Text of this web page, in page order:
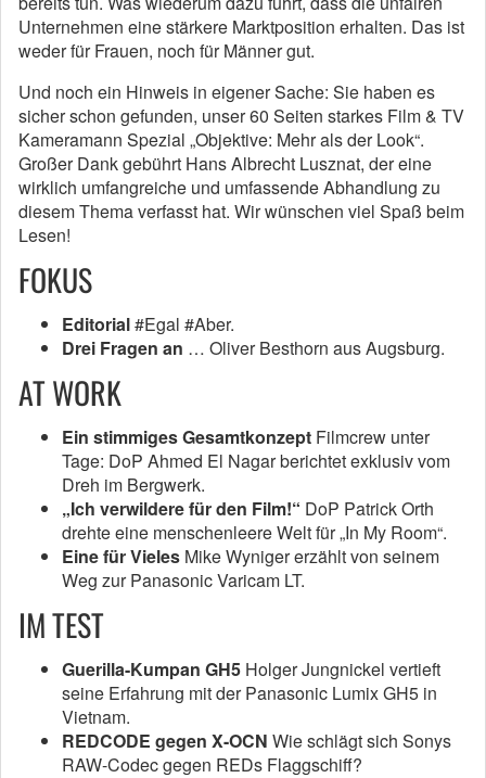
Unternehmen eine stärkere Marktposition erhalten. Das ist
weder für Frauen, noch für Männer gut.
Und noch ein Hinweis in eigener Sache: Sie haben es
sicher schon gefunden, unser 60 Seiten starkes Film & TV
Kameramann Spezial „Objektive: Mehr als der Look“.
Großer Dank gebührt Hans Albrecht Lusznat, der eine
wirklich umfangreiche und umfassende Abhandlung zu
diesem Thema verfasst hat. Wir wünschen viel Spaß beim
Lesen!
FOKUS
Editorial#Egal #Aber.
Drei Fragen an … Oliver Besthorn aus Augsburg.
AT WORK
Ein stimmiges Gesamtkonzept Filmcrew unter
Tage: DoP Ahmed El Nagar berichtet exklusiv vom
Dreh im Bergwerk.
„Ich verwildere für den Film!“ DoP Patrick Orth
drehte eine menschenleere Welt für „In My Room“.
Eine für Vieles Mike Wyniger erzählt von seinem
Weg zur Panasonic Varicam LT.
IM TEST
Guerilla-Kumpan GH5 Holger Jungnickel vertieft
seine Erfahrung mit der Panasonic Lumix GH5 in
Vietnam.
REDCODE gegen X-OCN Wie schlägt sich Sonys
RAW-Codec gegen REDs Flaggschiff?